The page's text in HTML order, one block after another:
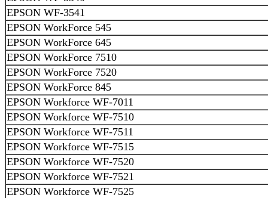
EPSON WF-3541
EPSON WorkForce 545
EPSON WorkForce 645
EPSON WorkForce 7510
EPSON WorkForce 7520
EPSON WorkForce 845
EPSON Workforce WF-7011
EPSON Workforce WF-7510
EPSON Workforce WF-7511
EPSON Workforce WF-7515
EPSON Workforce WF-7520
EPSON Workforce WF-7521
EPSON Workforce WF-7525